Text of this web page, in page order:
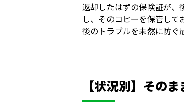
返却したはずの保険証が、
し、そのコピーを保管して
後のトラブルを未然に防ぐ
【状況別】その